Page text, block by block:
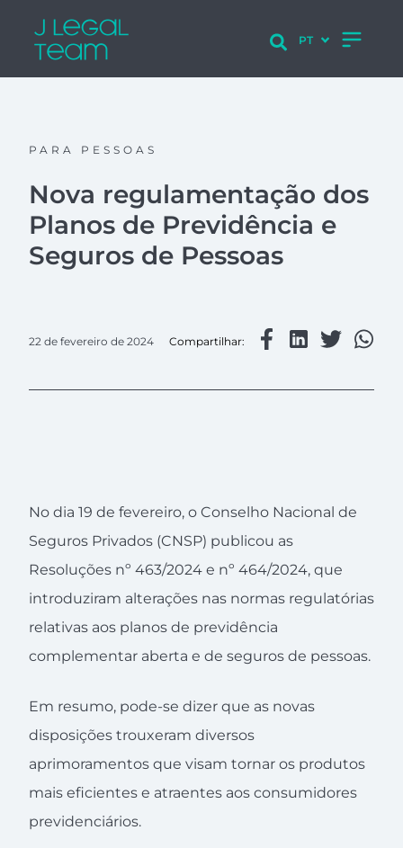
PARA PESSOAS
Nova regulamentação dos
Planos de Previdência e
Seguros de Pessoas
22 de fevereiro de 2024 Compartilhar:
No dia 19 de fevereiro, o Conselho Nacional de
Seguros Privados (CNSP) publicou as
Resoluções nº 463/2024 e nº 464/2024, que
introduziram alterações nas normas regulatórias
relativas aos planos de previdência
complementar aberta e de seguros de pessoas.
Em resumo, pode-se dizer que as novas
disposições trouxeram diversos
aprimoramentos que visam tornar os produtos
mais eficientes e atraentes aos consumidores
previdenciários.